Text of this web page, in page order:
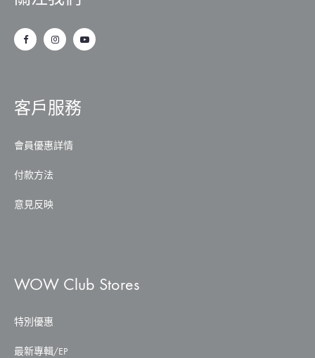
客戶服務
會員優惠詳情
付款方法
意見反映
WOW Club Stores
特別優惠
最新專輯/EP